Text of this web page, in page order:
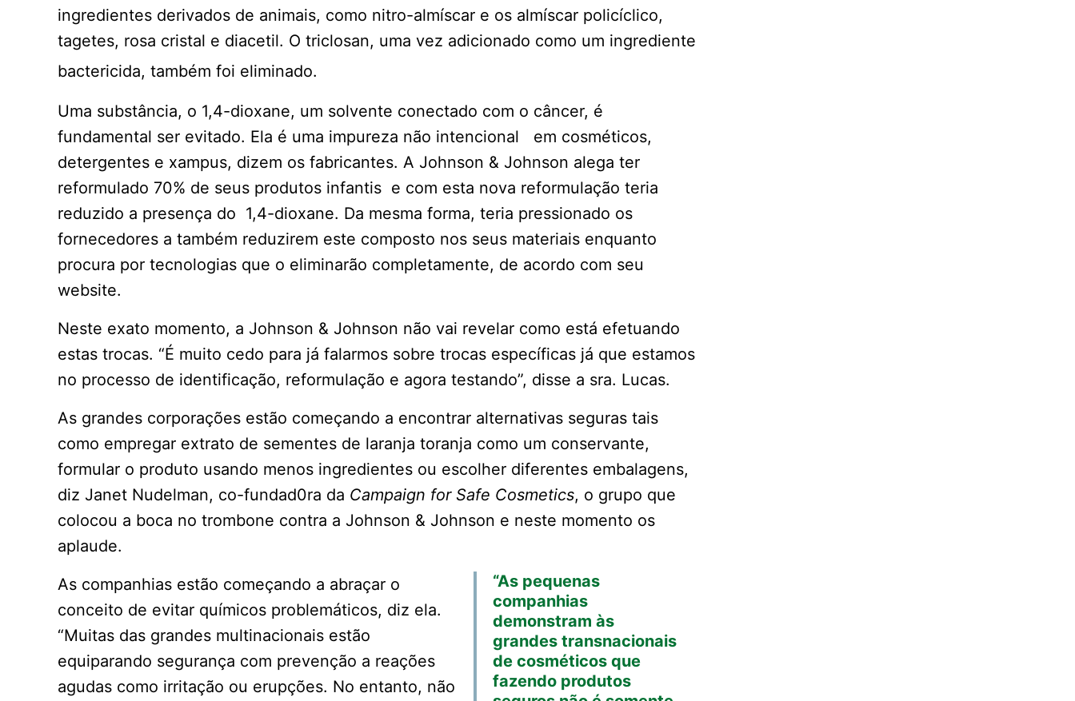
ingredientes derivados de animais, como nitro-almíscar e os almíscar policíclico,
tagetes, rosa cristal e diacetil. O triclosan, uma vez adicionado como um ingrediente
bactericida, também foi eliminado.
Uma substância, o 1,4-dioxane, um solvente conectado com o câncer, é
fundamental ser evitado. Ela é uma impureza não intencional em cosméticos,
detergentes e xampus, dizem os fabricantes. A Johnson & Johnson alega ter
reformulado 70% de seus produtos infantis e com esta nova reformulação teria
reduzido a presença do 1,4-dioxane. Da mesma forma, teria pressionado os
fornecedores a também reduzirem este composto nos seus materiais enquanto
procura por tecnologias que o eliminarão completamente, de acordo com seu
website.
Neste exato momento, a Johnson & Johnson não vai revelar como está efetuando
estas trocas. “É muito cedo para já falarmos sobre trocas específicas já que estamos
no processo de identificação, reformulação e agora testando”, disse a sra. Lucas.
As grandes corporações estão começando a encontrar alternativas seguras tais
como empregar extrato de sementes de laranja toranja como um conservante,
formular o produto usando menos ingredientes ou escolher diferentes embalagens,
diz Janet Nudelman, co-fundad0ra da Campaign for Safe Cosmetics, o grupo que
colocou a boca no trombone contra a Johnson & Johnson e neste momento os
aplaude.
“As pequenas
companhias
demonstram às
grandes transnacionais
de cosméticos que
fazendo produtos
As companhias estão começando a abraçar o
conceito de evitar químicos problemáticos, diz ela.
“Muitas das grandes multinacionais estão
equiparando segurança com prevenção a reações
agudas como irritação ou erupções. No entanto, não